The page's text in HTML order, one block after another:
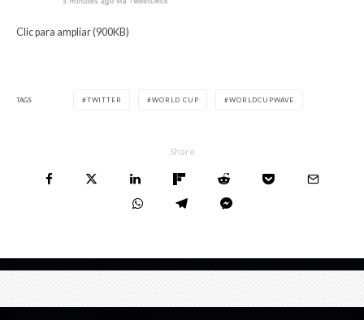
Clic para ampliar (900KB)
TAGS TWITTER WORLD CUP WORLDCUPWAVE
Share